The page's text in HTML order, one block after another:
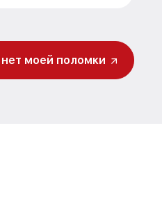
моей поломки